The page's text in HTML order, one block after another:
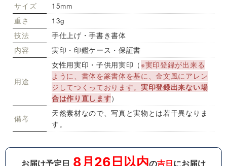
サイズ
15mm
重さ
13g
技法
手仕上げ・手書き書体
内容
実印・印鑑ケース・保証書
用途
女性用実印・子供用実印（※実印登録が出来る
ように、書体を篆書体を基に、金文風にアレン
ジしてつくっております。実印登録出来ない場
合は作り直します）
備考
天然素材なので、写真と実物とは若干異なりま
す。
お届け予定日 8月26日以内の吉日にお届け